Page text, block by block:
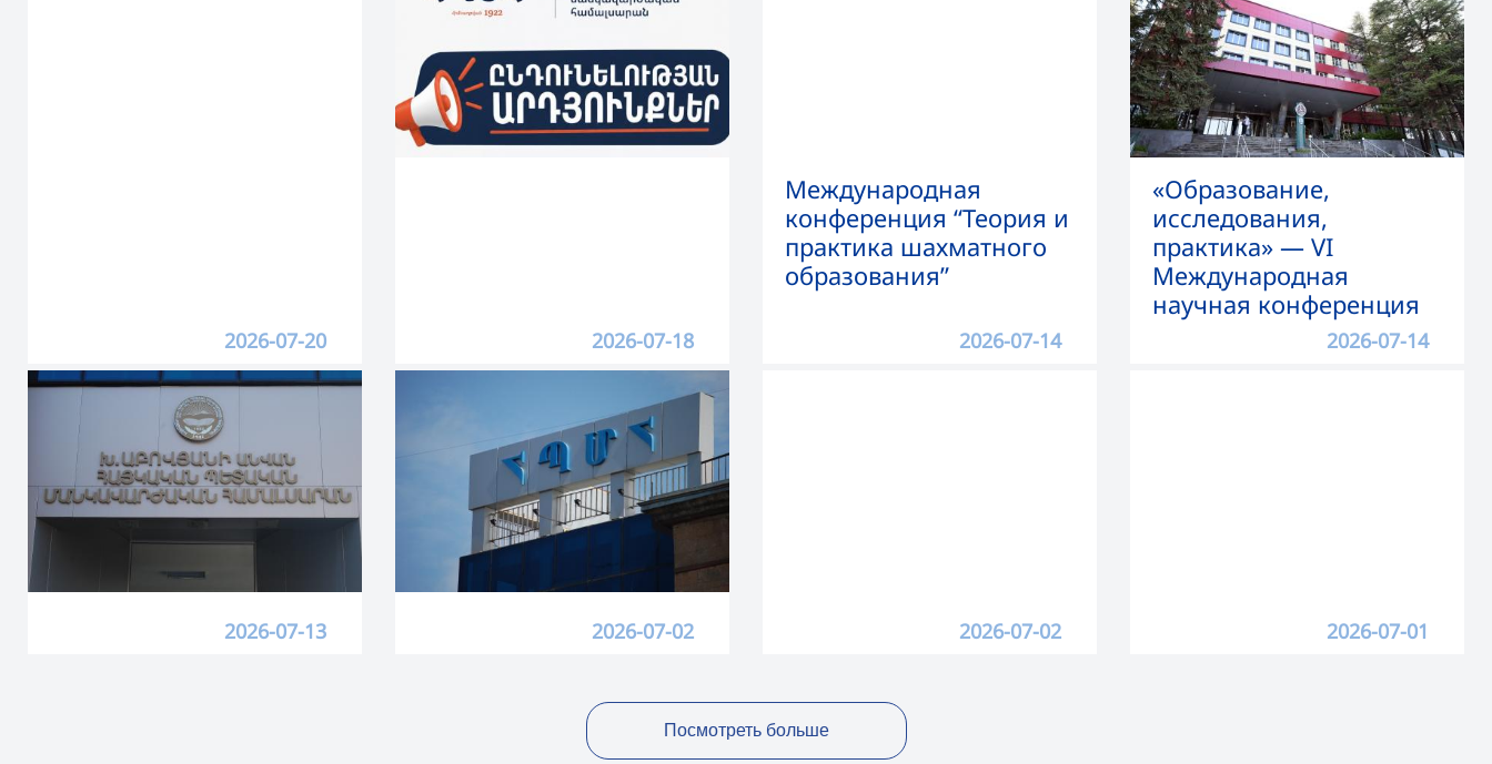
2026-07-20 2026-07-18
Международная
конференция “Теория и
практика шахматного
образования”
2026-07-14
«Образование,
исследования,
практика» — VI
Международная
научная конференция
2026-07-14
2026-07-13 2026-07-02 2026-07-02 2026-07-01
Посмотреть больше